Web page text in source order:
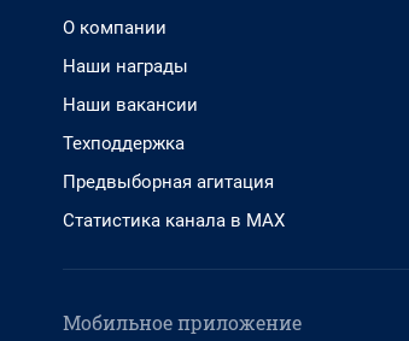
О компании
Наши награды
Наши вакансии
Техподдержка
Предвыборная агитация
Статистика канала в MAX
Мобильное приложение